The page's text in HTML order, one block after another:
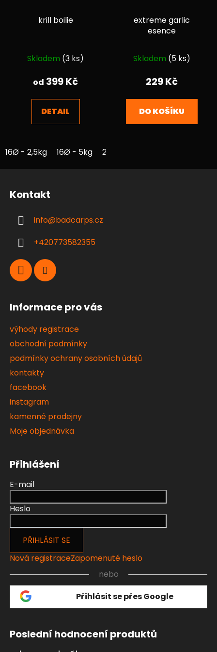
krill boilie
hodnocení
produktu
4,0
z
Skladem (3 ks)
od 399 Kč
DETAIL
16Ø - 2,5kg 16Ø - 5kg 20Ø - 1kg
extreme garlic
esence
hodnocení
produktu
5,0
z
Skladem (5 ks)
229 Kč
DO KOŠÍKU
Kontakt
info@badcarps.cz
+420773582355
Informace pro vás
výhody registrace
obchodní podmínky
podmínky ochrany osobních údajů
kontakty
facebook
instagram
kamenné prodejny
Moje objednávka
Přihlášení
E-mail
Heslo
PŘIHLÁSIT SE
Nová registraceZapomenuté heslo
nebo
Přihlásit se přes Google
Poslední hodnocení produktů